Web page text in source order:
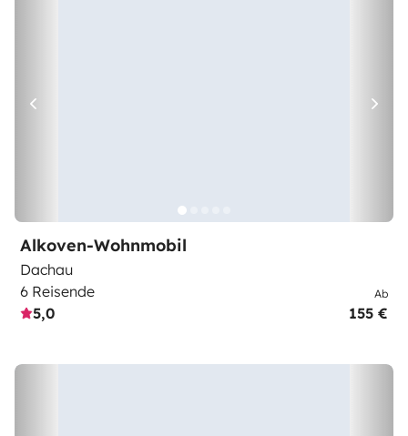
Alkoven-Wohnmobil
Dachau
6 Reisende
5,0
Ab
155 €